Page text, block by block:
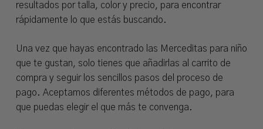
resultados por talla, color y precio, para encontrar
rápidamente lo que estás buscando.
Una vez que hayas encontrado las Merceditas para niño
que te gustan, solo tienes que añadirlas al carrito de
compra y seguir los sencillos pasos del proceso de
pago. Aceptamos diferentes métodos de pago, para
que puedas elegir el que más te convenga.